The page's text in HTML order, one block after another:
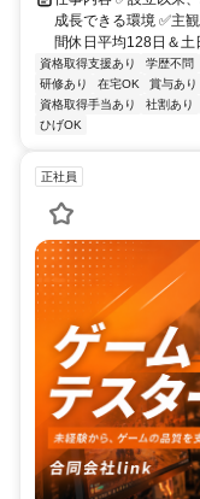
成長できる環境 ✅主
間休日平均128
資格取得支援あり 学歴不問
研修あり
在宅OK 賞与あり
資格取得手当あり
社割あり
ひげOK
正社員